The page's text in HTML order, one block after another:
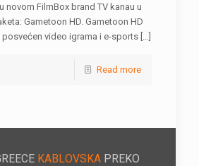
novom FilmBox brand TV kanau u
Gametoon HD. Gametoon HD
posvećen video igrama i e-sports […]
Read more
KABLOVSKA PREKO